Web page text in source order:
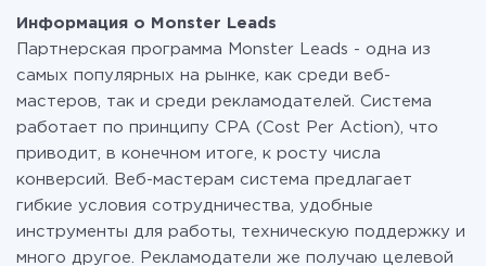
перейти на платный, при необходимости. Подробнее
отарифах.
Информация о Monster Leads
Партнерская программа Monster Leads - одна из
самых популярных на рынке, как среди веб-
мастеров, так и среди рекламодателей. Система
работает по принципу CPA (Cost Per Action), что
приводит, в конечном итоге, к росту числа
конверсий. Веб-мастерам система предлагает
гибкие условия сотрудничества, удобные
инструменты для работы, техническую поддержку и
много другое. Рекламодатели же получаю целевой